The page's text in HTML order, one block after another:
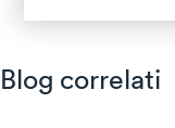
Blog correlati